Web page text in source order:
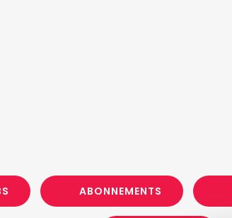
ABONNEMENTS